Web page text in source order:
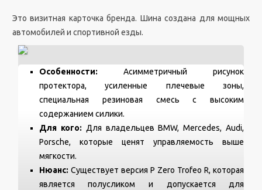
Это визитная карточка бренда. Шина создана для мощных
автомобилей и спортивной езды.
Особенности: Асимметричный рисунок
протектора, усиленные плечевые зоны,
специальная резиновая смесь с высоким
содержанием силики.
Для кого:Для владельцев BMW, Mercedes, Audi,
Porsche, которые ценят управляемость выше
мягкости.
Нюанс: Существует версия P Zero Trofeo R, которая
является полусликом и допускается для